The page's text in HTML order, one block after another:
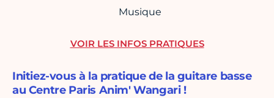
Musique
Initiez-vous à la pratique de la guitare basse
au Centre Paris Anim' Wangari !
VOIR LES INFOS PRATIQUES